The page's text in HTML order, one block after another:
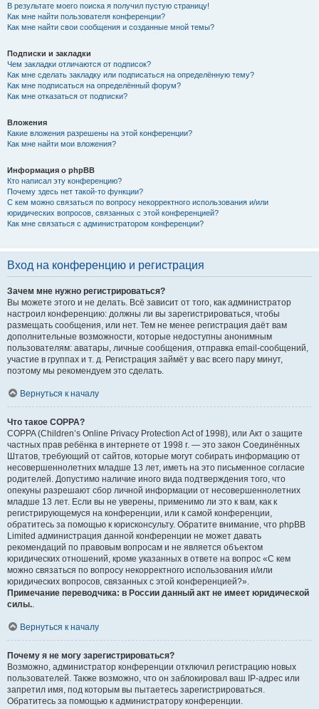
В результате моего поиска я получил пустую страницу!
Как мне найти пользователя конференции?
Как мне найти свои сообщения и созданные мной темы?
Подписки и закладки
Чем закладки отличаются от подписок?
Как мне сделать закладку или подписаться на определённую тему?
Как мне подписаться на определённый форум?
Как мне отказаться от подписки?
Вложения
Какие вложения разрешены на этой конференции?
Как мне найти мои вложения?
Информация о phpBB
Кто написал эту конференцию?
Почему здесь нет такой-то функции?
С кем можно связаться по вопросу некорректного использования и/или
юридических вопросов, связанных с этой конференцией?
Как мне связаться с администратором конференции?
Вход на конференцию и регистрация
Зачем мне нужно регистрироваться?
Вы можете этого и не делать. Всё зависит от того, как администратор
настроил конференцию: должны ли вы зарегистрироваться, чтобы
размещать сообщения, или нет. Тем не менее регистрация даёт вам
дополнительные возможности, которые недоступны анонимным
пользователям: аватары, личные сообщения, отправка email-сообщений,
участие в группах и т. д. Регистрация займёт у вас всего пару минут,
поэтому мы рекомендуем это сделать.
Вернуться к началу
Что такое COPPA?
COPPA (Children’s Online Privacy Protection Act of 1998), или Акт о защите
частных прав ребёнка в интернете от 1998 г. — это закон Соединённых
Штатов, требующий от сайтов, которые могут собирать информацию от
несовершеннолетних младше 13 лет, иметь на это письменное согласие
родителей. Допустимо наличие иного вида подтверждения того, что
опекуны разрешают сбор личной информации от несовершеннолетних
младше 13 лет. Если вы не уверены, применимо ли это к вам, как к
регистрирующемуся на конференции, или к самой конференции,
обратитесь за помощью к юрисконсульту. Обратите внимание, что phpBB
Limited администрация данной конференции не может давать
рекомендаций по правовым вопросам и не является объектом
юридических отношений, кроме указанных в ответе на вопрос «С кем
можно связаться по вопросу некорректного использования и/или
юридических вопросов, связанных с этой конференцией?».
Примечание переводчика: в России данный акт не имеет юридической
силы..
Вернуться к началу
Почему я не могу зарегистрироваться?
Возможно, администратор конференции отключил регистрацию новых
пользователей. Также возможно, что он заблокировал ваш IP-адрес или
запретил имя, под которым вы пытаетесь зарегистрироваться.
Обратитесь за помощью к администратору конференции.